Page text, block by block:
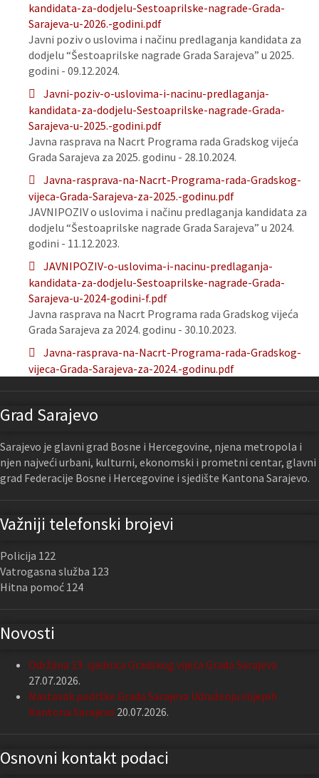
kandidata-za-dodjelu-Sestoaprilske-nagrade-Grada-
Sarajeva-u-2026.-godini.pdf
Javni poziv o uslovima i načinu predlaganja kandidata za
dodjelu “Šestoaprilske nagrade Grada Sarajeva” u 2025.
godini - 09.12.2024.
Javni-poziv-o-uslovima-i-nacinu-predlaganja-
kandidata-za-dodjelu-Sestoaprilske-nagrade-Grada-
Sarajeva-u-2025.-godini.pdf
Javna rasprava na Nacrt Programa rada Gradskog vijeća
Grada Sarajeva za 2025. godinu - 28.10.2024.
Javna-rasprava-na-Nacrt-Programa-rada-Gradskog-
vijeca-Grada-Sarajeva-za-2025.-godinu.pdf
JAVNIPOZIV o uslovima i načinu predlaganja kandidata za
dodjelu “Šestoaprilske nagrade Grada Sarajeva” u 2024.
godini - 11.12.2023.
JAVNIPOZIV-o-uslovima-i-nacinu-predlaganja-
kandidata-za-dodjelu-Sestoaprilske-nagrade-Grada-
Sarajeva-u-2024-godini-f.pdf
Javna rasprava na Nacrt Programa rada Gradskog vijeća
Grada Sarajeva za 2024. godinu - 30.10.2023.
Javna-rasprava-na-Nacrt-Programa-rada-Gradskog-
vijeca-Grada-Sarajeva-za-2024.-godinu.pdf
Grad Sarajevo
Sarajevo je glavni grad Bosne i Hercegovine, njena metropola i
njen najveći urbani, kulturni, ekonomski i prometni centar, glavni
grad Federacije Bosne i Hercegovine i sjedište Kantona Sarajevo.
Važniji telefonski brojevi
Policija 122
Vatrogasna služba 123
Hitna pomoć 124
Novosti
Održana 13. sjednica Gradskog vijeća Grada Sarajeva
27.07.2026.
Nastavak podrške Grada Sarajeva Udruženju slijepih
Kantona Sarajevo 20.07.2026.
Osnovni kontakt podaci